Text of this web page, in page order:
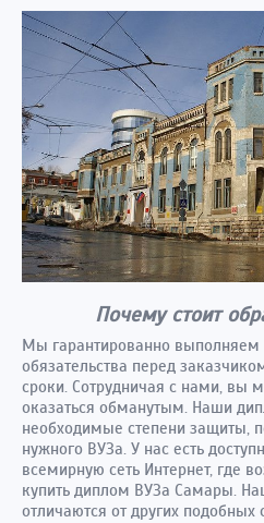
Почему стоит
Мы гарантированно выполняем
обязательства перед
сроки. Сотрудничая с нами, вы
оказаться обманутым. Наши
необходимые степени защиты,
нужного ВУЗа. У нас есть
всемирную сеть Интернет, где
купить диплом ВУЗа Самары.
отличаются от других подобных